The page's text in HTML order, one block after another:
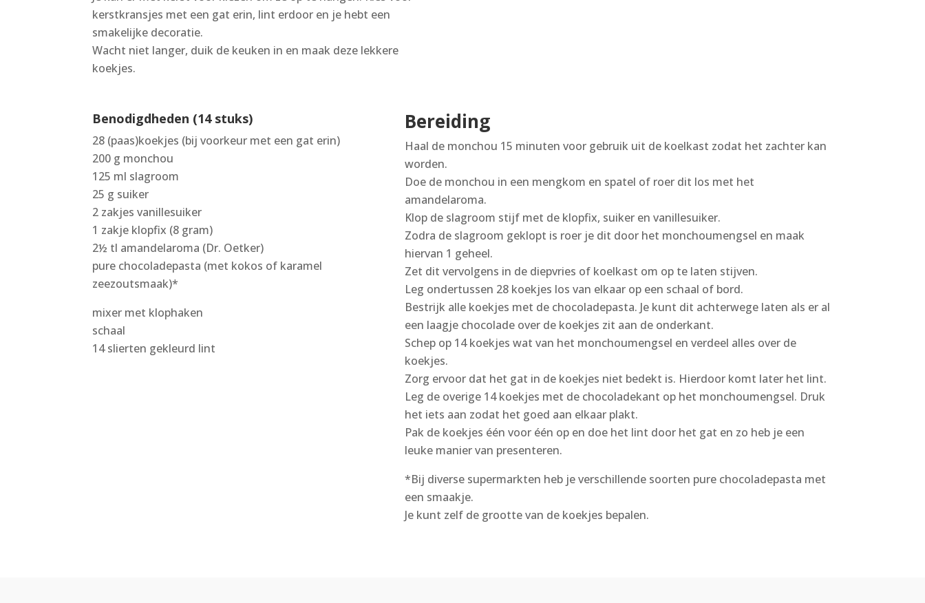
kerstkransjes met een gat erin, lint erdoor en je hebt een
smakelijke decoratie.
Wacht niet langer, duik de keuken in en maak deze lekkere
koekjes.
Benodigdheden (14 stuks)
28 (paas)koekjes (bij voorkeur met een gat erin)
200 g monchou
125 ml slagroom
25 g suiker
2 zakjes vanillesuiker
1 zakje klopfix (8 gram)
2½ tl amandelaroma (Dr. Oetker)
pure chocoladepasta (met kokos of karamel
zeezoutsmaak)*
mixer met klophaken
schaal
14 slierten gekleurd lint
Bereiding
Haal de monchou 15 minuten voor gebruik uit de koelkast zodat het zachter kan
worden.
Doe de monchou in een mengkom en spatel of roer dit los met het
amandelaroma.
Klop de slagroom stijf met de klopfix, suiker en vanillesuiker.
Zodra de slagroom geklopt is roer je dit door het monchoumengsel en maak
hiervan 1 geheel.
Zet dit vervolgens in de diepvries of koelkast om op te laten stijven.
Leg ondertussen 28 koekjes los van elkaar op een schaal of bord.
Bestrijk alle koekjes met de chocoladepasta. Je kunt dit achterwege laten als er al
een laagje chocolade over de koekjes zit aan de onderkant.
Schep op 14 koekjes wat van het monchoumengsel en verdeel alles over de
koekjes.
Zorg ervoor dat het gat in de koekjes niet bedekt is. Hierdoor komt later het lint.
Leg de overige 14 koekjes met de chocoladekant op het monchoumengsel. Druk
het iets aan zodat het goed aan elkaar plakt.
Pak de koekjes één voor één op en doe het lint door het gat en zo heb je een
leuke manier van presenteren.
*Bij diverse supermarkten heb je verschillende soorten pure chocoladepasta met
een smaakje.
Je kunt zelf de grootte van de koekjes bepalen.